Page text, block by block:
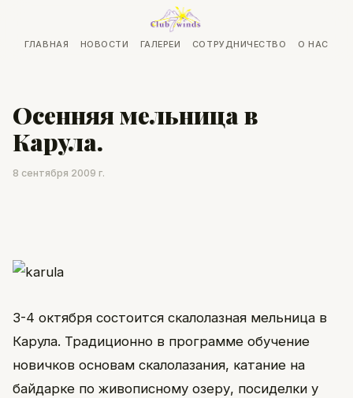
ГЛАВНАЯ НОВОСТИ ГАЛЕРЕИ СОТРУДНИЧЕСТВО О НАС
Осенняя мельница в
Карула.
8 сентября 2009 г.
3-4 октября состоится скалолазная мельница в
Карула. Традиционно в программе обучение
новичков основам скалолазания, катание на
байдарке по живописному озеру, посиделки у